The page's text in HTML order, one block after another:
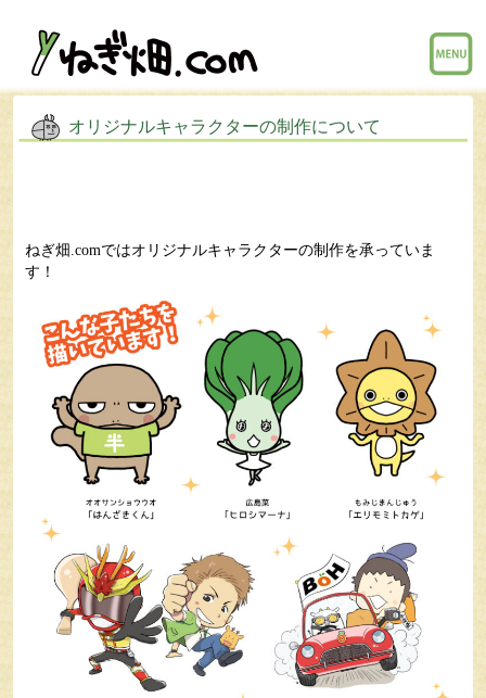
menu
オリジナルキャラクターの制作について
ねぎ畑.comではオリジナルキャラクターの制作を承っていま
す！